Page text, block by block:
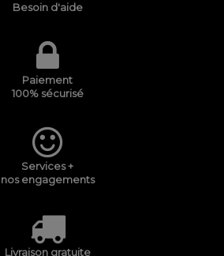
Besoin d'aide
Paiement
100% sécurisé
Services +
nos engagements
Livraison gratuite